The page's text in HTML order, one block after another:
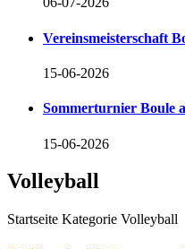
Vereinsmeisterschaft
15-06-2026
Sommerturnier Boule
15-06-2026
Volleyball
Startseite Kategorie Volleyball